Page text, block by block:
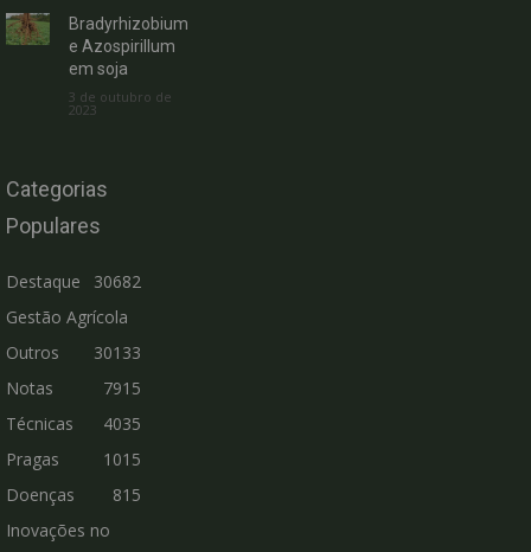
Bradyrhizobium
e Azospirillum
em soja
3 de outubro de
2023
Categorias
Populares
Destaque
30682
Gestão Agrícola
30133
Outros
7915
Notas
Técnicas
4035
Pragas
1015
Doenças
815
Inovações no